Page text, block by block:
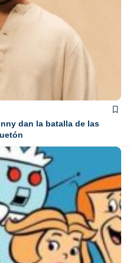
dan la batalla de las